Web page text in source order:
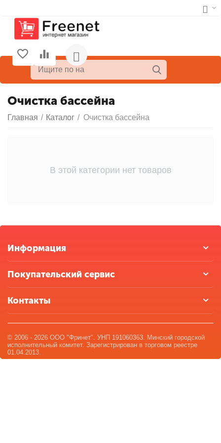
Очистка бассейна
Главная / Каталог / Очистка бассейна
В этой категории нет товаров
Информация
Покупательский сервис
Контакты
© 2006 - 2026 ООО "Фринет". УНП 191060363. Минский городской
исполнительный комитет. Зарегистрирован в торговом реестре
01.04.2013.